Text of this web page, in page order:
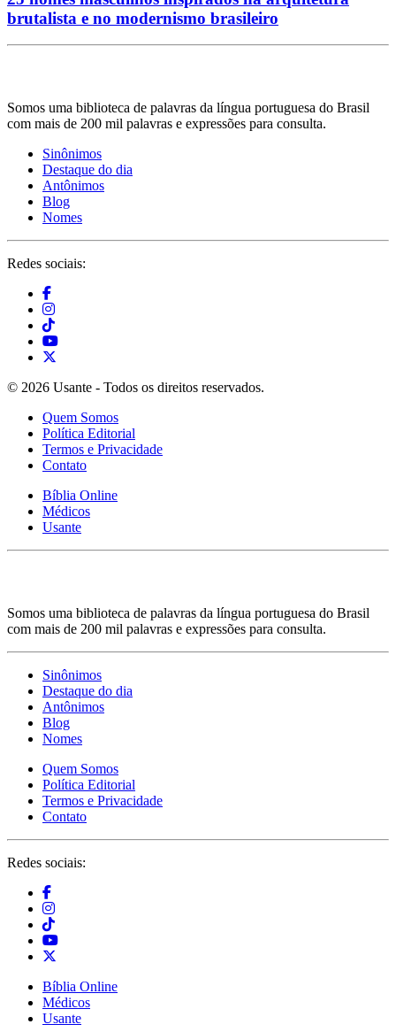
brutalista e no modernismo brasileiro
Somos uma biblioteca de palavras da língua portuguesa do Brasil
com mais de 200 mil palavras e expressões para consulta.
Sinônimos
Destaque do dia
Antônimos
Blog
Nomes
Redes sociais:
© 2026 Usante - Todos os direitos reservados.
Quem Somos
Política Editorial
Termos e Privacidade
Contato
Bíblia Online
Médicos
Usante
Somos uma biblioteca de palavras da língua portuguesa do Brasil
com mais de 200 mil palavras e expressões para consulta.
Sinônimos
Destaque do dia
Antônimos
Blog
Nomes
Quem Somos
Política Editorial
Termos e Privacidade
Contato
Redes sociais:
Bíblia Online
Médicos
Usante